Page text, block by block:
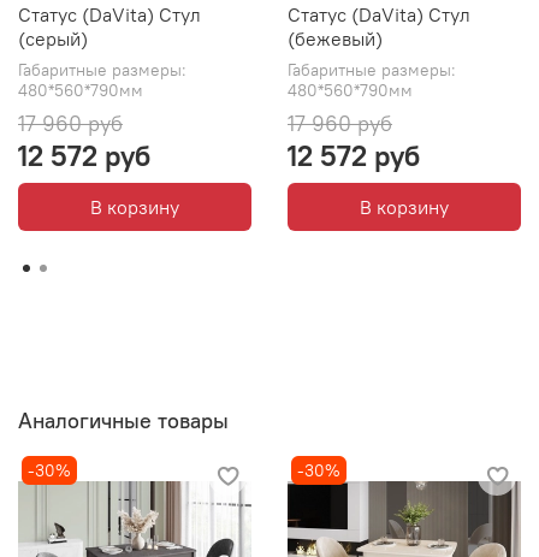
Статус (DaVita) Стул
(серый)
Габаритные размеры:
480*560*790мм
17 960 руб
12 572 руб
В корзину
Статус (DaVita) Стул
(бежевый)
Габаритные размеры:
480*560*790мм
17 960 руб
12 572 руб
В корзину
Аналогичные товары
-30% -30%